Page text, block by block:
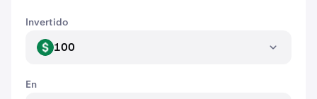
Invertido
USD 100
En